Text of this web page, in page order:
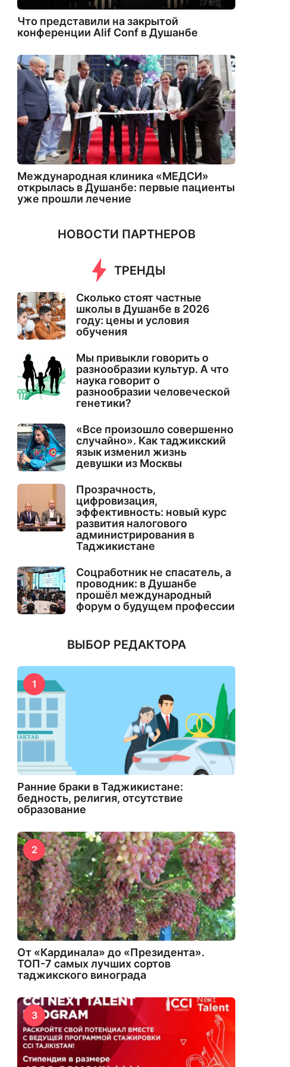
Что представили на закрытой
конференции Alif Conf в Душанбе
Международная клиника «МЕДСИ»
открылась в Душанбе: первые пациенты
уже прошли лечение
НОВОСТИ ПАРТНЕРОВ
ТРЕНДЫ
Сколько стоят частные
школы в Душанбе в 2026
году: цены и условия
обучения
Мы привыкли говорить о
разнообразии культур. А что
наука говорит о
разнообразии человеческой
генетики?
«Все произошло совершенно
случайно». Как таджикский
язык изменил жизнь
девушки из Москвы
Прозрачность,
цифровизация,
эффективность: новый курс
развития налогового
администрирования в
Таджикистане
Соцработник не спасатель, а
проводник: в Душанбе
прошёл международный
форум о будущем профессии
ВЫБОР РЕДАКТОРА
1
Ранние браки в Таджикистане:
бедность, религия, отсутствие
образование
2
От «Кардинала» до «Президента».
ТОП-7 самых лучших сортов
таджикского винограда
3